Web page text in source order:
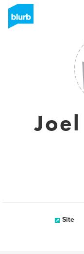
Site